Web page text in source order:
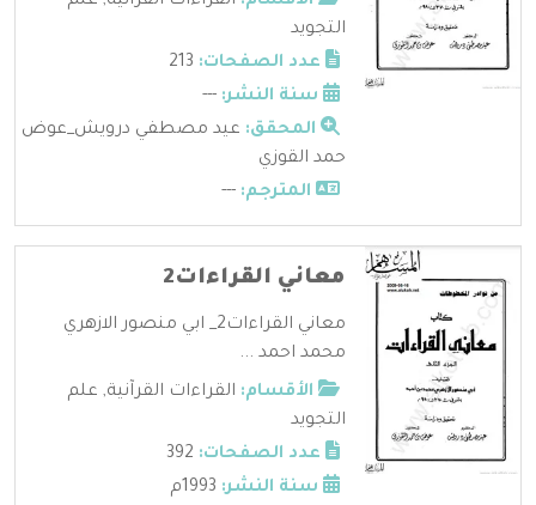
التجويد
عدد الصفحات:
سنة النشر: ---
المحقق: عيد مصطفي درويش_عوض
حمد القوزي
المترجم: ---
معاني القراءات2
معاني القراءات2_ ابي منصور الازهري
محمد احمد ...
الأقسام: القراءات القرآنية, علم
التجويد
عدد الصفحات:
سنة النشر: